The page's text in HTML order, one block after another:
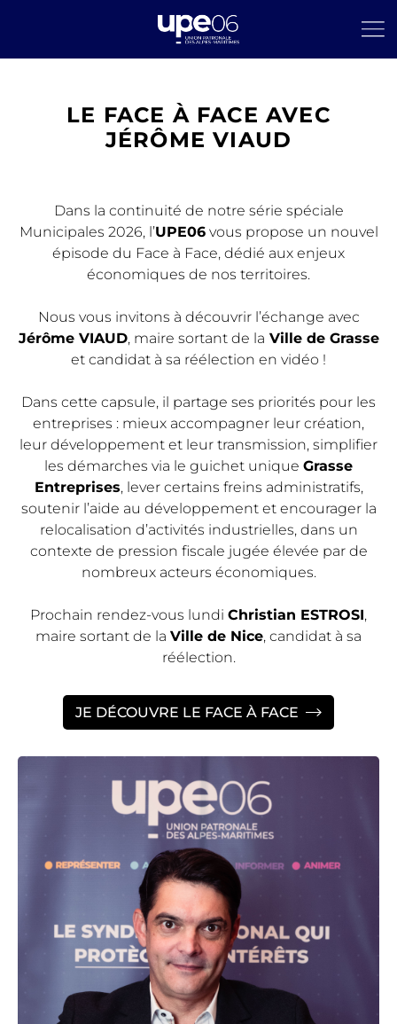
LE FACE À FACE AVEC
JÉRÔME VIAUD
Dans la continuité de notre série spéciale
Municipales 2026, l’UPE06vous propose un nouvel
épisode du Face à Face, dédié aux enjeux
économiques de nos territoires.
Nous vous invitons à découvrir l’échange avec
Jérôme VIAUD, maire sortant de la Ville de Grasse
et candidat à sa réélection en vidéo !
Dans cette capsule, il partage ses priorités pour les
entreprises : mieux accompagner leur création,
leur développement et leur transmission, simplifier
les démarches via le guichet unique Grasse
Entreprises, lever certains freins administratifs,
soutenir l’aide au développement et encourager la
relocalisation d’activités industrielles, dans un
contexte de pression fiscale jugée élevée par de
nombreux acteurs économiques.
Prochain rendez-vous lundi Christian ESTROSI,
maire sortant de la Ville de Nice, candidat à sa
réélection.
JE DÉCOUVRE LE FACE À FACE